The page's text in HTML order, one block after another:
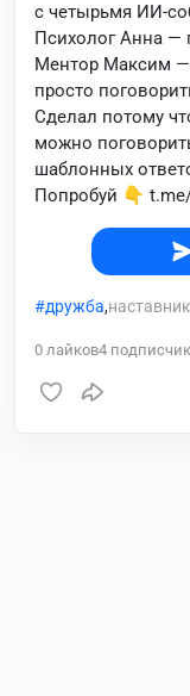
с четырьмя ИИ-
Психолог Анна —
Ментор Максим —
просто
Сделал потому
можно
шаблонных
Попробуй 👇
дружба,наставник
0 лайков4